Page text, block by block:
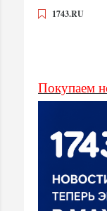
1743.RU
Покупаем